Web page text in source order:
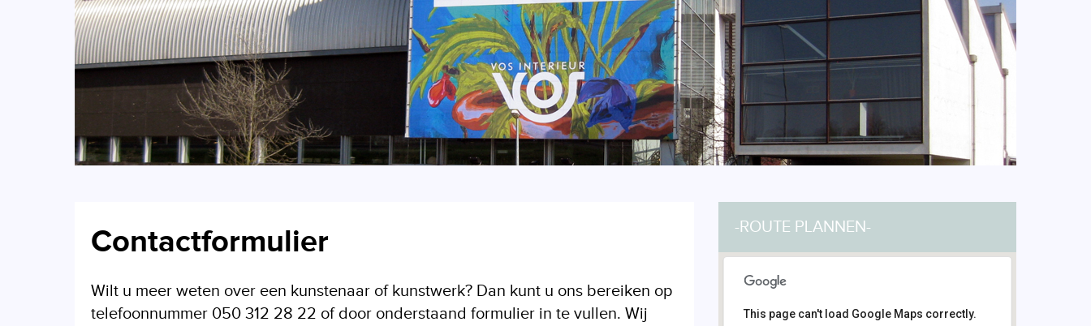
Contactformulier
Wilt u meer weten over een kunstenaar of kunstwerk? Dan kunt u ons bereiken op
telefoonnummer 050 312 28 22 of door onderstaand formulier in te vullen. Wij
-ROUTE PLANNEN-
This page can't load Google Maps correctly.